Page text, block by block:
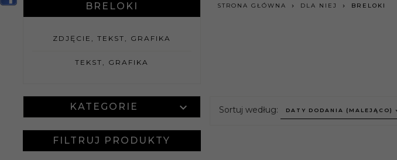
BRELOKI
ZDJĘCIE, TEKST, GRAFIKA
TEKST, GRAFIKA
KATEGORIE
FILTRUJ PRODUKTY
STRONA GŁÓWNA DLA NIEJ BRELOKI
Sortuj według: sort
DATY DODANIA (MALEJĄCO)